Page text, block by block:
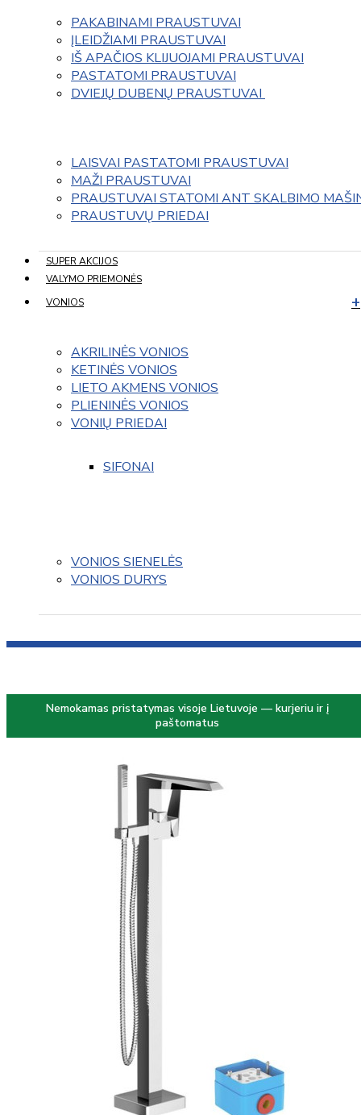
PAKABINAMI PRAUSTUVAI
ĮLEIDŽIAMI PRAUSTUVAI
IŠ APAČIOS KLIJUOJAMI PRAUSTUVAI
PASTATOMI PRAUSTUVAI
DVIEJŲ DUBENŲ PRAUSTUVAI
LAISVAI PASTATOMI PRAUSTUVAI
MAŽI PRAUSTUVAI
PRAUSTUVAI STATOMI ANT SKALBIMO
PRAUSTUVŲ PRIEDAI
SUPER AKCIJOS
VALYMO PRIEMONĖS
VONIOS
AKRILINĖS VONIOS
KETINĖS VONIOS
LIETO AKMENS VONIOS
PLIENINĖS VONIOS
VONIŲ PRIEDAI
SIFONAI
VONIOS SIENELĖS
VONIOS DURYS
Nemokamas pristatymas visoje Lietuvoje — kurjeriu ir į
paštomatus